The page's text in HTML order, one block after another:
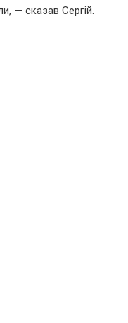
— сказав Сергій.